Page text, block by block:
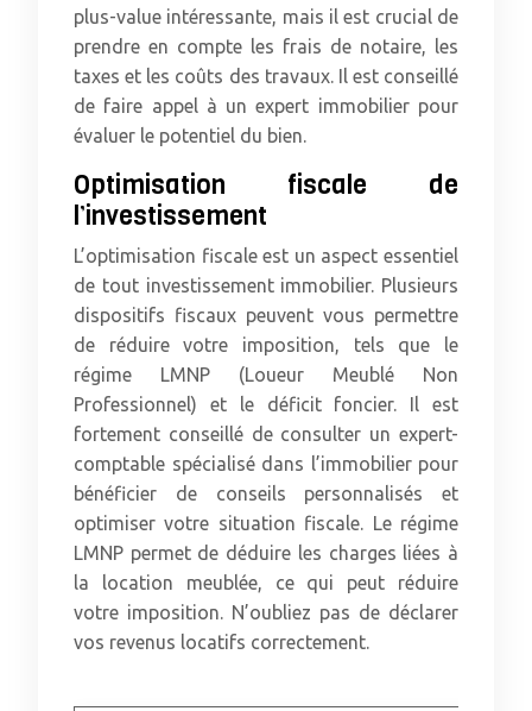
plus-value intéressante, mais il est crucial de
prendre en compte les frais de notaire, les
taxes et les coûts des travaux. Il est conseillé
de faire appel à un expert immobilier pour
évaluer le potentiel du bien.
Optimisation fiscale de
l’investissement
L’optimisation fiscale est un aspect essentiel
de tout investissement immobilier. Plusieurs
dispositifs fiscaux peuvent vous permettre
de réduire votre imposition, tels que le
régime LMNP (Loueur Meublé Non
Professionnel) et le déficit foncier. Il est
fortement conseillé de consulter un expert-
comptable spécialisé dans l’immobilier pour
bénéficier de conseils personnalisés et
optimiser votre situation fiscale. Le régime
LMNP permet de déduire les charges liées à
la location meublée, ce qui peut réduire
votre imposition. N’oubliez pas de déclarer
vos revenus locatifs correctement.